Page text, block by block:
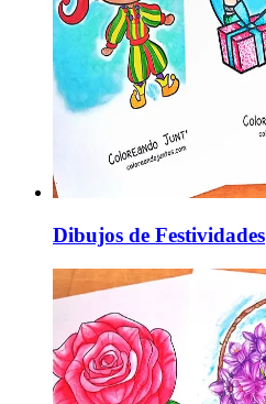
Dibujos de Festividades